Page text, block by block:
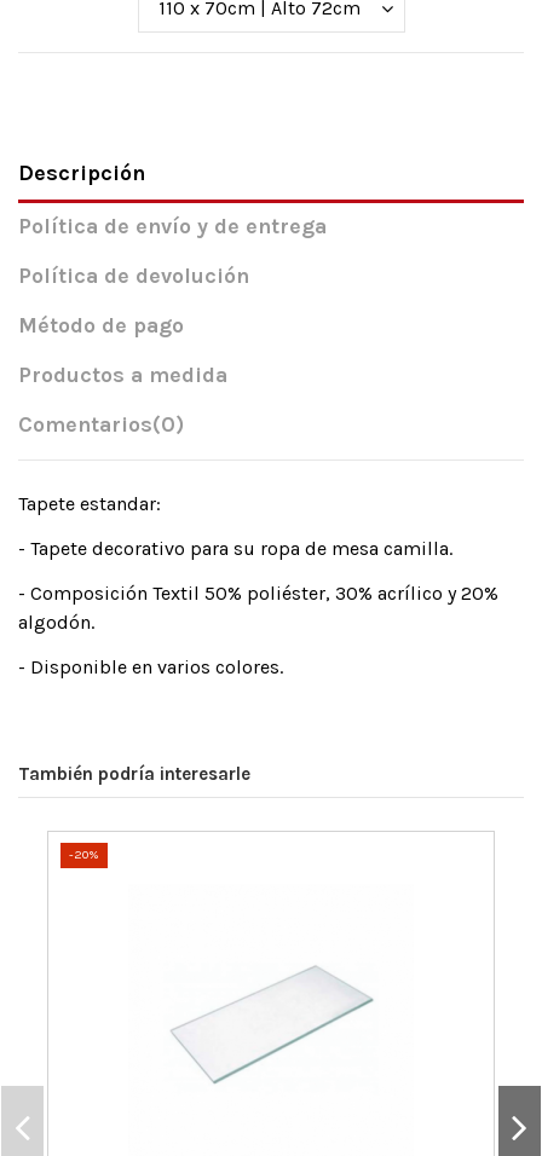
Descripción
Política de envío y de entrega
Política de devolución
Método de pago
Productos a medida
Comentarios(0)
Tapete estandar:
- Tapete decorativo para su ropa de mesa camilla.
- Composición Textil 50% poliéster, 30% acrílico y 20%
algodón.
- Disponible en varios colores.
También podría interesarle
-20%